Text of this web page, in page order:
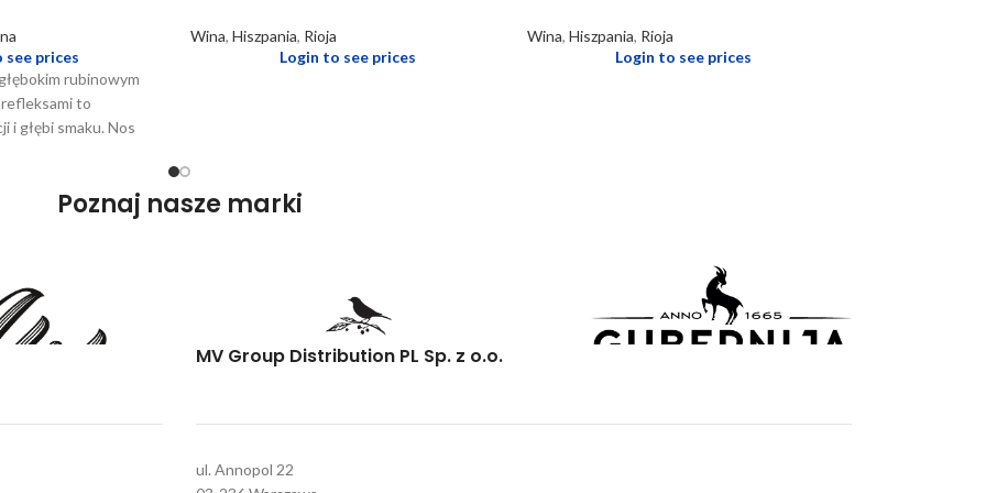
see prices
rubinowym
to
i głębi smaku. Nos
z subtelnymi nutami
zbudowane, z
owoców i delikatnymi
mu strukturę i głębię.
zakończenie
i trwałość. Jest to
mięsnych, takich jak
sery, gdzie jego
potrawy.
Wina, Hiszpania, Rioja
Login to see prices
Wina, Hiszpania, Rioja
Login to see prices
Poznaj nasze marki
MV Group Distribution PL Sp. z o.o.
ul. Annopol 22